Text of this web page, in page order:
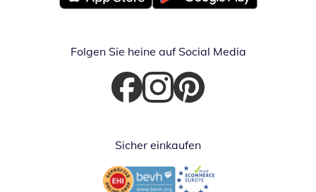
Öffnet in neuem FensterÖffnet in neuem Fenster
Folgen Sie heine auf Social Media
Öffnet in neuem Fenster
Öffnet in neuem Fenster
Öffnet in neuem Fenster
Sicher einkaufen